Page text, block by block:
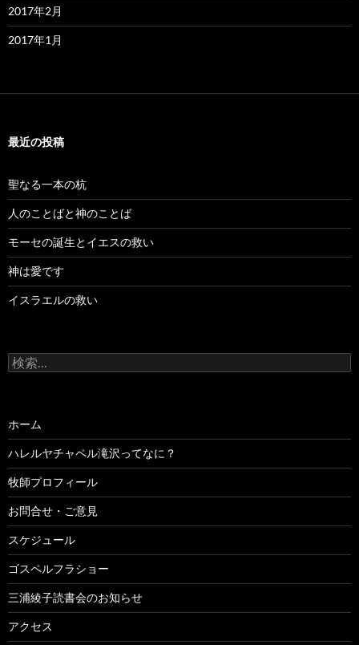
2017年2月
2017年1月
最近の投稿
聖なる一本の杭
人のことばと神のことば
モーセの誕生とイエスの救い
神は愛です
イスラエルの救い
検
索:
ホーム
ハレルヤチャペル滝沢ってなに？
牧師プロフィール
お問合せ・ご意見
スケジュール
ゴスペルフラショー
三浦綾子読書会のお知らせ
アクセス